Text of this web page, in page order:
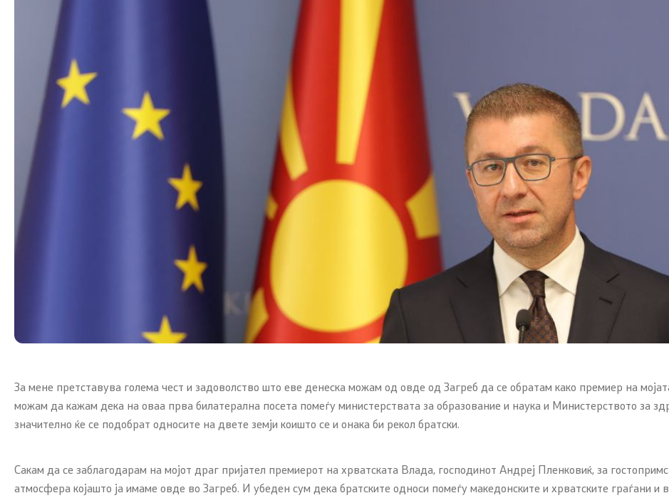
Органи во состав
Национални координатори
Генерален Секретаријат
Контакт
Контакт
За мене претставува голема чест и задоволство што еве денеска можам од овде од Загреб да се обратам како премиер на
можам да кажам дека на оваа прва билатерална посета помеѓу министерствата за образование и наука и Министерството за
значително ќе се подобрат односите на двете земји коишто се и онака би рекол братски.
Сакам да се заблагодарам на мојот драг пријател премиерот на хрватската Влада, господинот Андреј Пленковиќ, за
атмосфера којашто ја имаме овде во Загреб. И убеден сум дека братските односи помеѓу македонските и хрватските граѓани и